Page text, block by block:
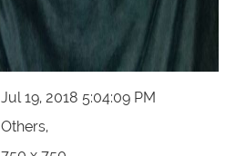
Jul 19, 2018 5:04:09 PM
Others,